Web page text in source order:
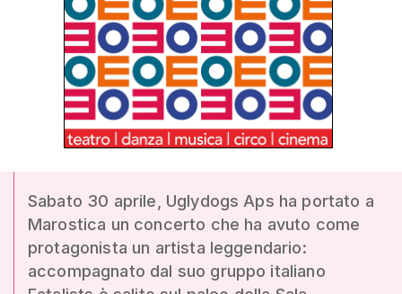
Sabato 30 aprile, Uglydogs Aps ha portato a
Marostica un concerto che ha avuto come
protagonista un artista leggendario:
accompagnato dal suo gruppo italiano